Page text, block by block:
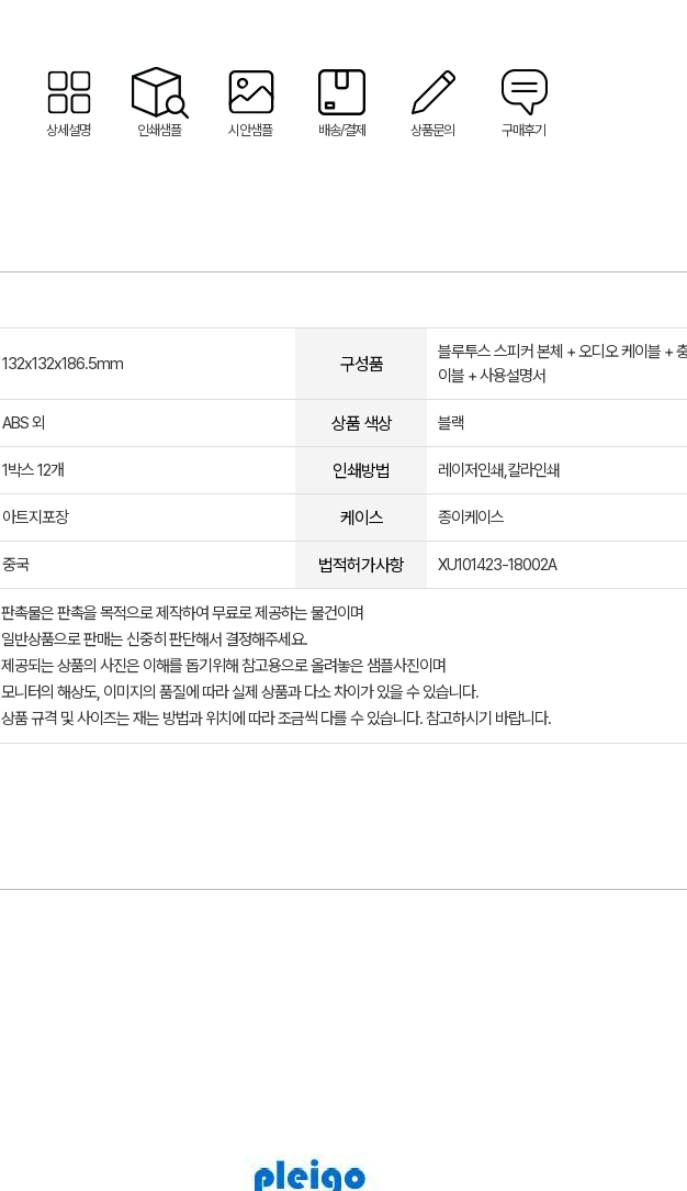
상세설명 인쇄샘플 시안샘플 배송/결제 상품문의 구매후기
132x132x186.5mm 구성품
블루투스 스피커 본체 + 오디오 케이블 +
이블 + 사용설명서
ABS 외 상품 색상 블랙
1박스 12개 인쇄방법 레이저인쇄,칼라인쇄
아트지포장 케이스 종이케이스
중국 법적허가사항 XU101423-18002A
판촉물은 판촉을 목적으로 제작하여 무료로 제공하는 물건이며
일반상품으로 판매는 신중히 판단해서 결정해주세요.
제공되는 상품의 사진은 이해를 돕기위해 참고용으로 올려놓은 샘플사진이며
모니터의 해상도, 이미지의 품질에 따라 실제 상품과 다소 차이가 있을 수 있습니다.
상품 규격 및 사이즈는 재는 방법과 위치에 따라 조금씩 다를 수 있습니다. 참고하시기 바랍니다.